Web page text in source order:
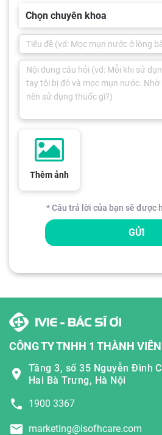
Chọn chuyên khoa
Thêm ảnh
* Câu trả lời của bạn sẽ được
GỬI
CÔNG TY TNHH 1 THÀNH
Tầng 3, số 35 Nguyễn Đình
Hai Bà Trưng, Hà Nội
1900 3367
marketing@isofhcare.com